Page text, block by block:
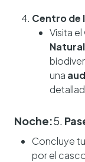
Centro de
Visita el
una
Noche:5.
Concluye
por el